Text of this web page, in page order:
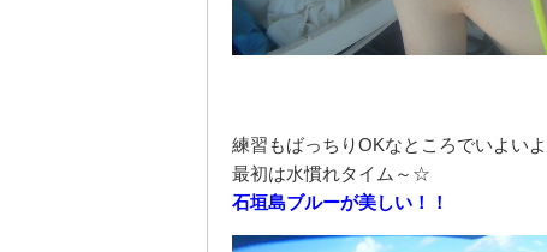
練習もばっちりOKなところでいよいよ
最初は水慣れタイム～☆
石垣島ブルーが美しい！！